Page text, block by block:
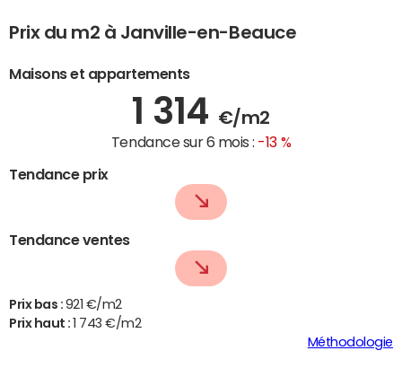
Prix du m2 à Janville-en-Beauce
Maisons et appartements
1 314 €/m2
Tendance sur 6 mois : -13 %
Tendance prix
Tendance ventes
Prix bas : 921 €/m2
Prix haut :
1 743 €/m2
Méthodologie